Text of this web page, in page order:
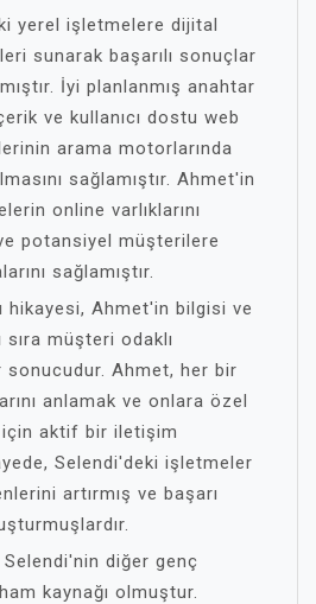
yerel işletmelere dijital
sunarak başarılı sonuçlar
İyi planlanmış anahtar
ve kullanıcı dostu web
arama motorlarında
sağlamıştır. Ahmet'in
online varlıklarını
potansiyel müşterilere
sağlamıştır.
hikayesi, Ahmet'in bilgisi ve
müşteri odaklı
sonucudur. Ahmet, her bir
anlamak ve onlara özel
aktif bir iletişim
Selendi'deki işletmeler
artırmış ve başarı
diğer genç
kaynağı olmuştur.